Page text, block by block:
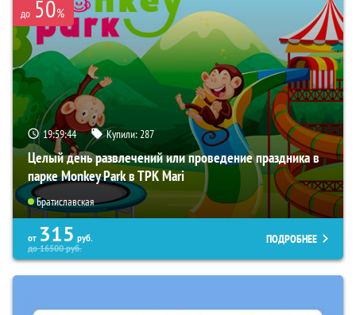
до 50%
19:59:43 Купили:287
Целый день развлечений или проведение праздника в
парке Monkey Park в ТРК Mari
Братиславская
от 315 руб.
до16500руб.
ПОДРОБНЕЕ